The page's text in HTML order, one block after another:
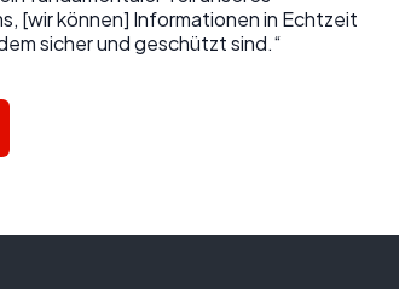
[wir können] Informationen in Echtzeit
sicher und geschützt sind.“